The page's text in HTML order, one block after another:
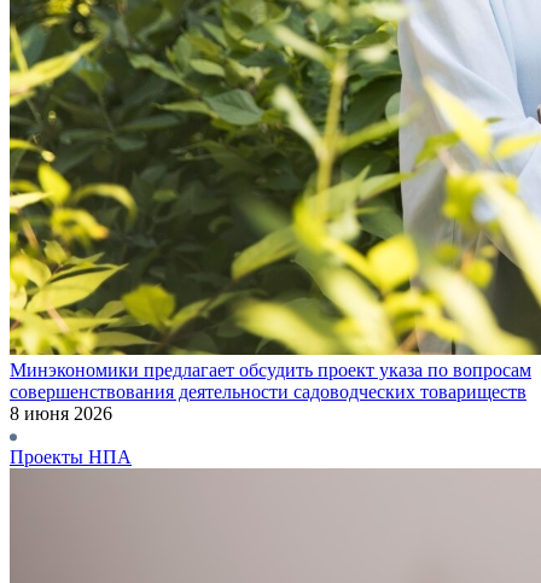
Минэкономики предлагает обсудить проект указа по вопросам
совершенствования деятельности садоводческих товариществ
8 июня 2026
Проекты НПА